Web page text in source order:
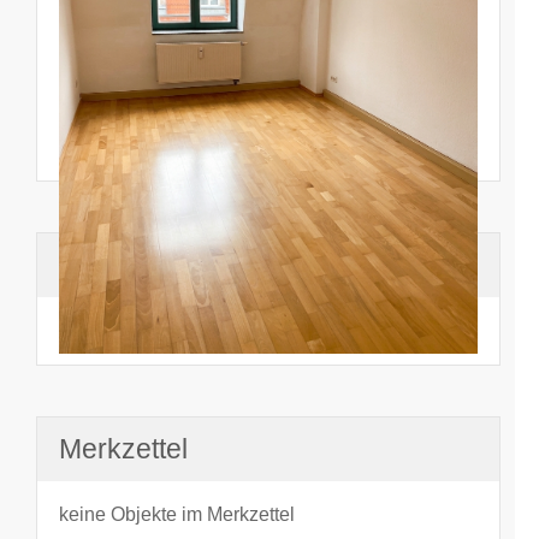
Suchhistorie
noch nichts angesehen
Merkzettel
keine Objekte im Merkzettel